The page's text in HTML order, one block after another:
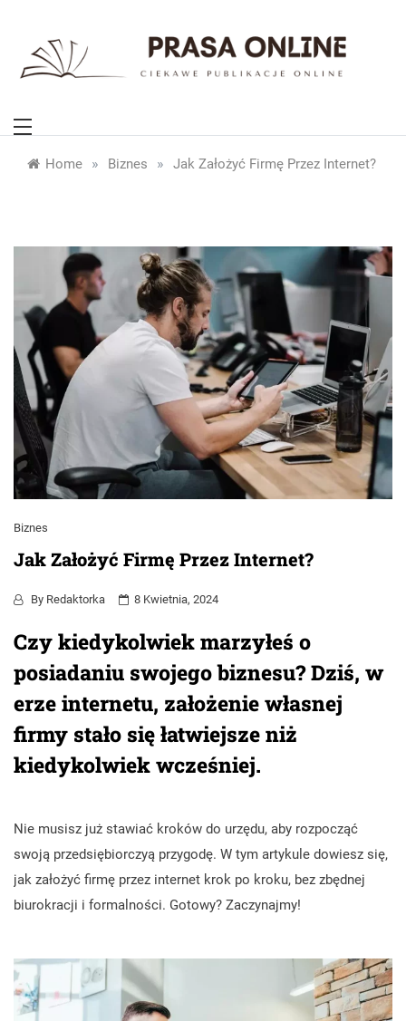
content
PrasaOnline.eu
Home » Biznes » Jak Założyć Firmę Przez Internet?
Biznes
Jak Założyć Firmę Przez Internet?
By Redaktorka 8 Kwietnia, 2024
Czy kiedykolwiek marzyłeś o
posiadaniu swojego biznesu? Dziś, w
erze internetu, założenie własnej
firmy stało się łatwiejsze niż
kiedykolwiek wcześniej.
Nie musisz już stawiać kroków do urzędu, aby rozpocząć
swoją przedsiębiorczyą przygodę. W tym artykule dowiesz się,
jak założyć firmę przez internet krok po kroku, bez zbędnej
biurokracji i formalności. Gotowy? Zaczynajmy!